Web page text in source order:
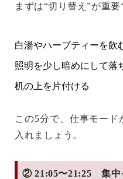
まずは“切り替え”が重要
白湯やハーブティーを飲
照明を少し暗めにして落
机の上を片付ける
この5分で、仕事モー
入れましょう。
② 21:05〜21:25 集中